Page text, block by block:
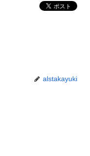
alstakayuki